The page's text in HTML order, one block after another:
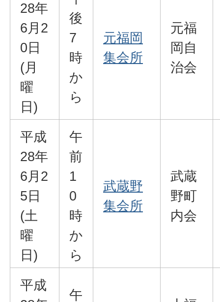
28年
6月2
0日
(月
曜
日)
後
7
時
か
ら
元福岡
集会所
元福
岡自
治会
平成
28年
6月2
5日
(土
曜
日)
午
前
1
0
時
か
ら
武蔵野
集会所
武蔵
野町
内会
平成
午